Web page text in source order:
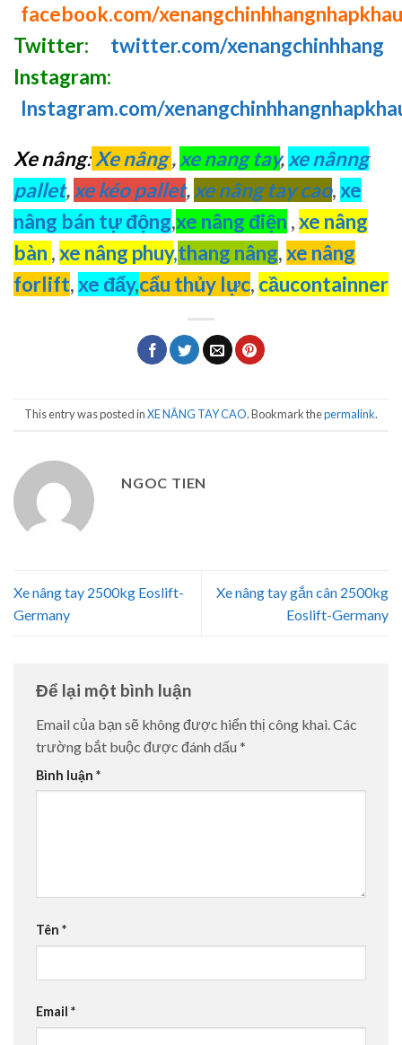
facebook.com/xenangchinhhangnhapkhau
Twitter:
twitter.com/xenangchinhhang
Instagram:
Instagram.com/
Xe nâng:Xe nâng,xe nang tay,xe nânng
pallet,xe kéo pallet,xe nâng tay cao,xe
nâng bán tự động,xe nâng điện ,xe nâng
bàn ,xe nâng phuy,thang nâng,xe nâng
forlift,xe đẩy,cẩu thủy lực, cầucontainner
This entry was posted inXE NÂNG TAY CAO. Bookmark thepermalink.
NGOC TIEN
Xe nâng tay 2500kg Eoslift-
Germany
Xe nâng tay gắn cân 2500kg
Eoslift-Germany
Để lại một bình luận
Email của bạn sẽ không được hiển thị công khai. Các
trường bắt buộc được đánh dấu *
Bình luận *
Tên *
Email *